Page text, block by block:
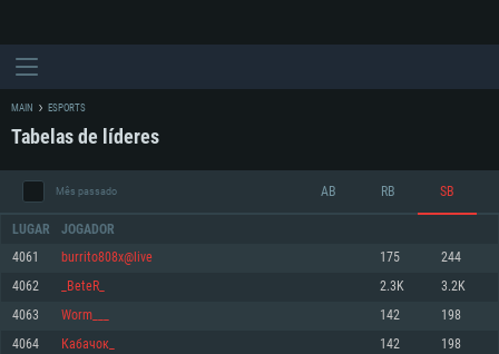
REQUERIMENTOS DE SISTEMA
MAIN ESPORTS
Tabelas de líderes
Mês passado AB RB SB
LUGAR JOGADOR
4061 burrito808x@live 175 244
4062 _BeteR_ 2.3K 3.2K
4063 Worm___ 142 198
4064 Кабачок_ 142 198